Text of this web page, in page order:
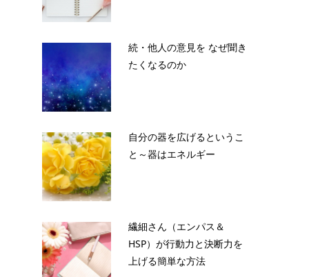
続・他人の意見を なぜ聞き
たくなるのか
自分の器を広げるというこ
と～器はエネルギー
繊細さん（エンパス＆
HSP）が行動力と決断力を
上げる簡単な方法